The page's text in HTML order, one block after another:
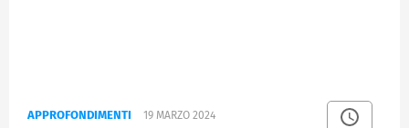
APPROFONDIMENTI 19 MARZO 2024